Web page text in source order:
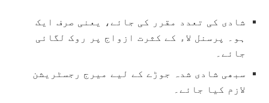
شادی کی تعدد مقرر کی جائے، یعنی صرف ایک
ہو۔ پرسنل لاء کے کثرت ازواج پر روک لگائی
جائے۔
سبھی شادی شدہ جوڑے کے لیے میرج رجسٹریشن
لازم کیا جائے۔